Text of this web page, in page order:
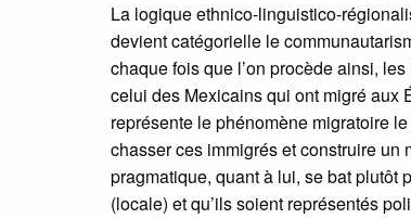
La logique ethnico-linguistico-
devient catégorielle le
chaque fois que l’on procède ainsi,
celui des Mexicains qui ont migré aux
représente le phénomène migratoire
chasser ces immigrés et construire un
pragmatique, quant à lui, se bat plutôt
(locale) et qu’ils soient représentés